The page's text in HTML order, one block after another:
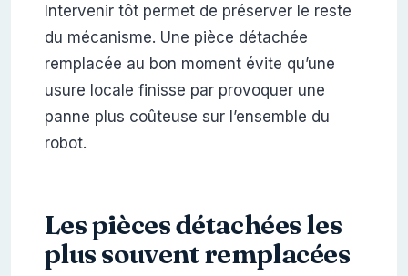
Intervenir tôt permet de préserver le reste
du mécanisme. Une pièce détachée
remplacée au bon moment évite qu’une
usure locale finisse par provoquer une
panne plus coûteuse sur l’ensemble du
robot.
Les pièces détachées les
plus souvent remplacées